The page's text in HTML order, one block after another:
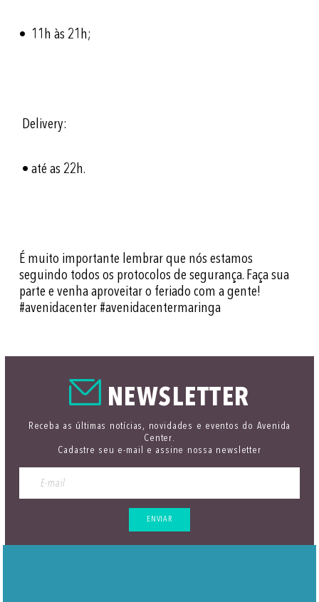
• 11h às 21h;
Delivery:
• até as 22h.
É muito importante lembrar que nós estamos
seguindo todos os protocolos de segurança. Faça sua
parte e venha aproveitar o feriado com a gente!
#avenidacenter #avenidacentermaringa
NEWSLETTER
Receba as últimas notícias, novidades e eventos do Avenida
Center.
Cadastre seu e-mail e assine nossa newsletter
ENVIAR